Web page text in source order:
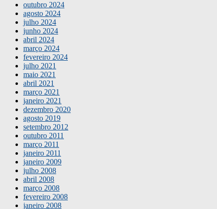
outubro 2024
agosto 2024
julho 2024
junho 2024
abril 2024
março 2024
fevereiro 2024
julho 2021
maio 2021
abril 2021
março 2021
janeiro 2021
dezembro 2020
agosto 2019
setembro 2012
outubro 2011
março 2011
janeiro 2011
janeiro 2009
julho 2008
abril 2008
março 2008
fevereiro 2008
janeiro 2008